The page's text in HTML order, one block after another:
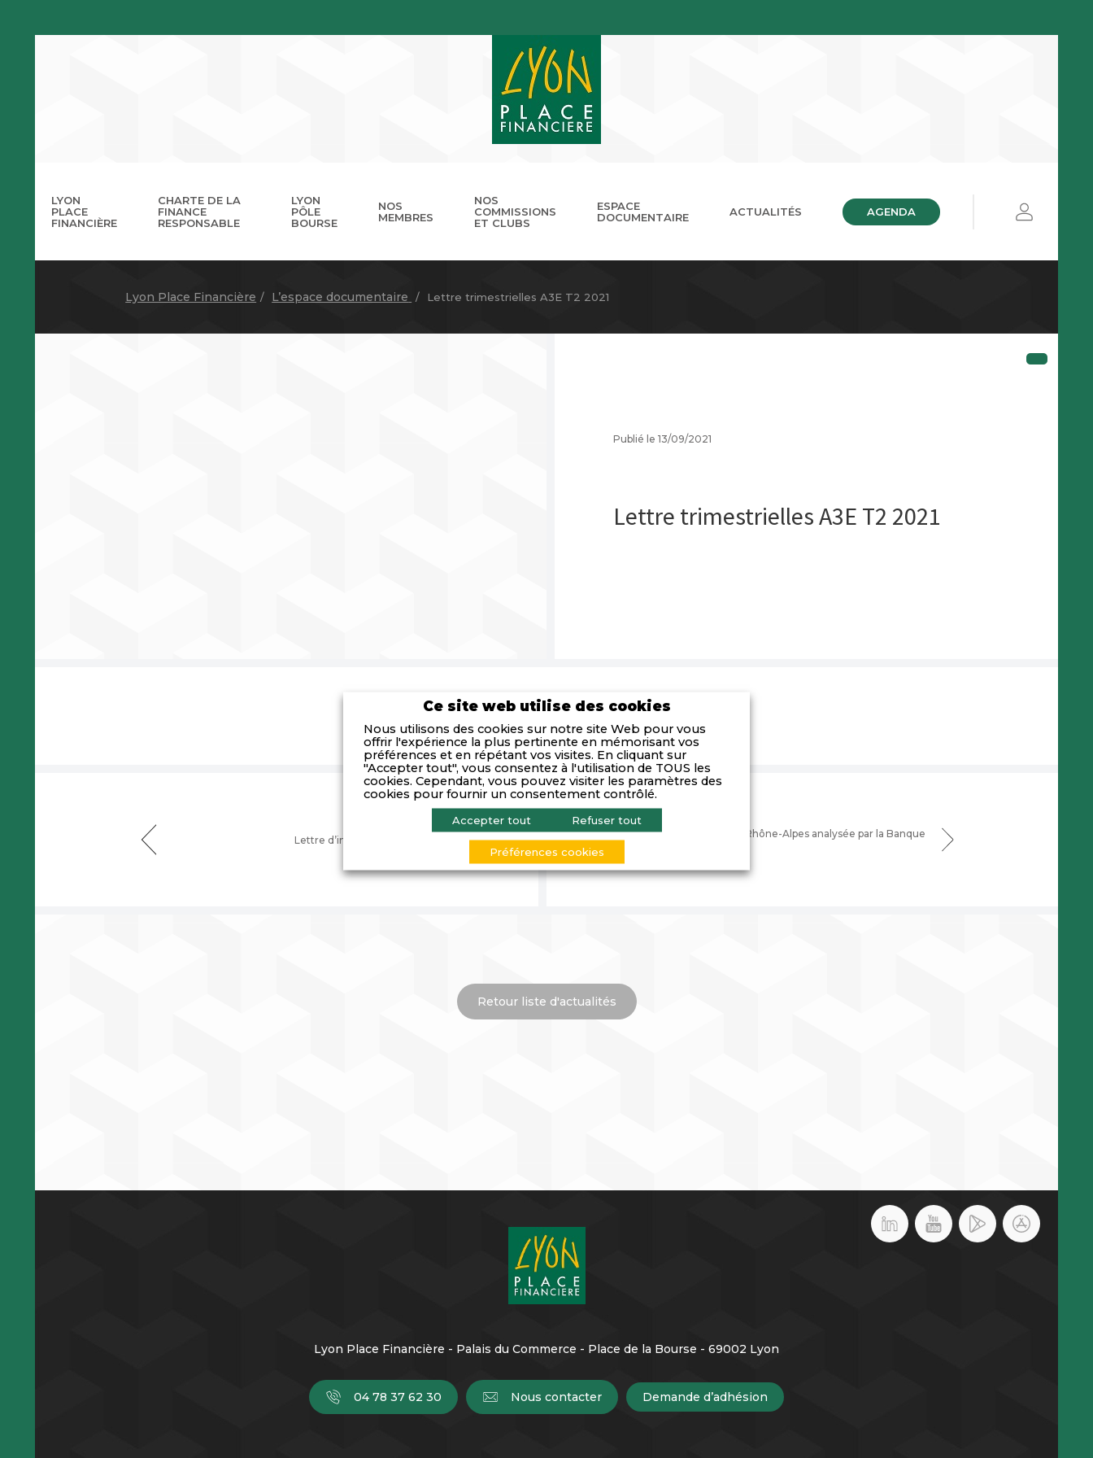
LYON
PLACE
FINANCIÈRE
La gouvernance Les missions Le réseau des Places Financières
CHARTE DE LA
FINANCE
RESPONSABLE
LYON
PÔLE
BOURSE
Présentation Les RDV de LPB Le Forum LPB
NOS
MEMBRES
Annuaire Devenir membre Club Cordélia Photothèque
NOS
COMMISSIONS
ET CLUBS
ESPACE
DOCUMENTAIRE
ACTUALITÉS AGENDA
Lyon Place Financière L’espace documentaire Lettre trimestrielles A3E T2 2021
Publié le 13/09/2021
Lettre trimestrielles A3E T2 2021
Lettre d’information n°49 – Juillet 2021
La conjoncture en Auvergne-Rhône-Alpes analysée par la Banque
Retour liste d'actualités
Lyon Place Financière - Palais du Commerce - Place de la Bourse - 69002 Lyon
04 78 37 62 30 Nous contacter Demande d’adhésion
Ce site web utilise des cookies
Nous utilisons des cookies sur notre site Web pour vous
offrir l'expérience la plus pertinente en mémorisant vos
préférences et en répétant vos visites. En cliquant sur
"Accepter tout", vous consentez à l'utilisation de TOUS les
cookies. Cependant, vous pouvez visiter les paramètres des
cookies pour fournir un consentement contrôlé.
Accepter tout Refuser tout
Préférences cookies